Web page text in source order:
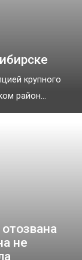
крупного
район...
не